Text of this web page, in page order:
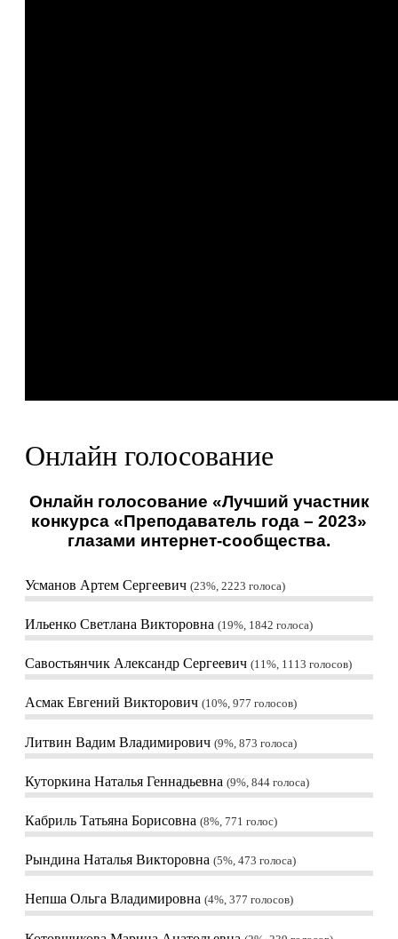
Онлайн голосование
Онлайн голосование «Лучший участник
конкурса «Преподаватель года – 2023»
глазами интернет-сообщества.
Усманов Артем Сергеевич 23%, 2223 голоса
Ильенко Светлана Викторовна 19%, 1842 голоса
Савостьянчик Александр Сергеевич 11%, 1113 голосов
Асмак Евгений Викторович 10%, 977 голосов
Литвин Вадим Владимирович 9%, 873 голоса
Куторкина Наталья Геннадьевна 9%, 844 голоса
Кабриль Татьяна Борисовна 8%, 771 голос
Рындина Наталья Викторовна 5%, 473 голоса
Непша Ольга Владимировна 4%, 377 голосов